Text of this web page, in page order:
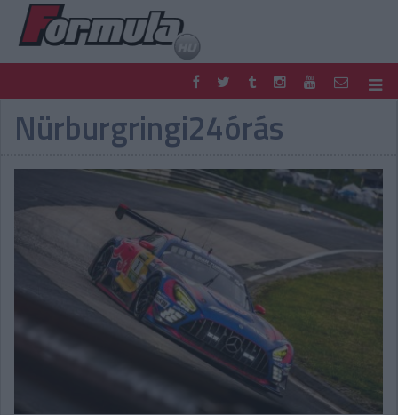
F1
PARC FERMÉ
FORMULA
MOTOR
EGYÉB
PODCAST
TIPPJÁTÉK
DIGITÁLIS MAGAZIN
PONTÁLLÁSOK
VERSENYNAPTÁRAK
Nürburgringi24órás